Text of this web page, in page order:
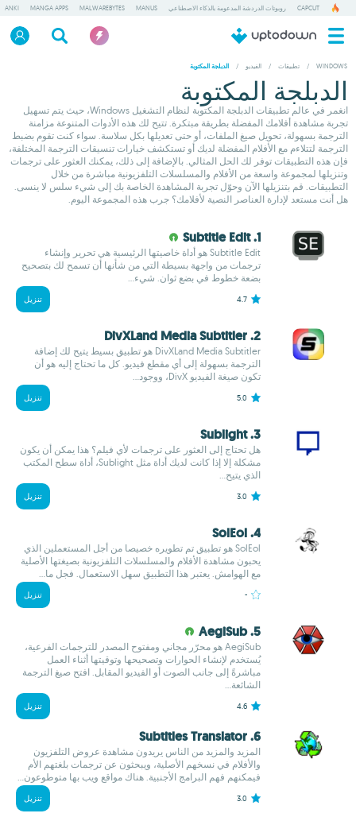
CAPCUT روبوتات الدردشة المدعومة بالذكاء الاصطناعي MANUS
MALWAREBYTES
MANGA APPS
ANKI
WINDOWS
/ تطبيقات / الفيديو / الدبلجة المكتوبة
الدبلجة المكتوبة
انغمر في عالم تطبيقات الدبلجة المكتوبة لنظام التشغيل Windows، حيث يتم تسهيل
تجربة مشاهدة أفلامك المفضلة بطريقة مبتكرة. تتيح لك هذه الأدوات المتنوعة مزامنة
الترجمة بسهولة، تحويل صيغ الملفات، أو حتى تعديلها بكل سلاسة. سواء كنت تقوم بضبط
الترجمة لتتلاءم مع الأفلام المفضلة لديك أو تستكشف خيارات تنسيقات الترجمة المختلفة،
فإن هذه التطبيقات توفر لك الحل المثالي. بالإضافة إلى ذلك، يمكنك العثور على ترجمات
وتنزيلها لمجموعة واسعة من الأفلام والمسلسلات التلفزيونية مباشرة من خلال
التطبيقات. قم بتنزيلها الآن وحوّل تجربة المشاهدة الخاصة بك إلى شيء سلس لا ينسى.
هل أنت مستعد لإدارة العناصر النصية لأفلامك؟ جرب هذه المجموعة اليوم.
1. Subtitle Edit
Subtitle Edit هو أداة خاصيتها الرئيسية هي تحرير وإنشاء
ترجمات من واجهة بسيطة التي من شأنها أن تسمح لك بتصحيح
بضعة خطوط في بضع ثوان. شيء...
4.7 تنزيل
2. DivXLand Media Subtitler
DivXLand Media Subtitler هو تطبيق بسيط يتيح لك إضافة
الترجمة بسهولة إلى أي مقطع فيديو. كل ما تحتاج إليه هو أن
تكون صيغة الفيديو DivX، ووجود...
5.0 تنزيل
3. Sublight
هل تحتاج إلى العثور على ترجمات لأي فيلم؟ هذا يمكن أن يكون
مشكلة إلا إذا كانت لديك أداة مثل Sublight، أداة سطح المكتب
الذي يتيح...
3.0 تنزيل
4. SolEol
SolEol هو تطبيق تم تطويره خصيصا من أجل المستعملين الذي
يحبون مشاهدة الأفلام والمسلسلات التلفزيونية بصيغتها الأصلية
مع الهوامش. يعتبر هذا التطبيق سهل الاستعمال. فجل ما...
- تنزيل
5. AegiSub
AegiSub هو محرّر مجاني ومفتوح المصدر للترجمات الفرعية،
يُستخدم لإنشاء الحوارات وتصحيحها وتوقيتها أثناء العمل
مباشرةً إلى جانب الصوت أو الفيديو المقابل. افتح صيغ الترجمة
الشائعة...
4.6 تنزيل
6. Subtitles Translator
المزيد والمزيد من الناس يريدون مشاهدة عروض التلفزيون
والأفلام في نسخهم الأصلية، ويبحثون عن ترجمات بلغتهم الأم
فيمكنهم فهم البرامج الأجنبية. هناك مواقع ويب بها متوطوعون...
3.0 تنزيل